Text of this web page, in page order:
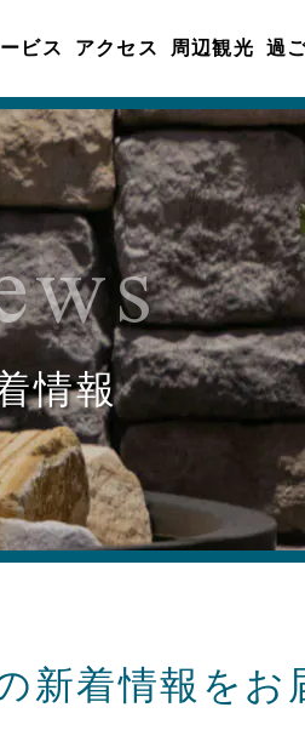
ビス アクセス 周辺観光 過
情報
新着情報を